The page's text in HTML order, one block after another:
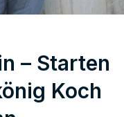
– Starten
Koch